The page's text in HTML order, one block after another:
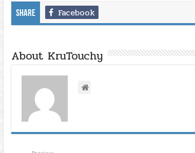
Share Facebook
About KruTouchy